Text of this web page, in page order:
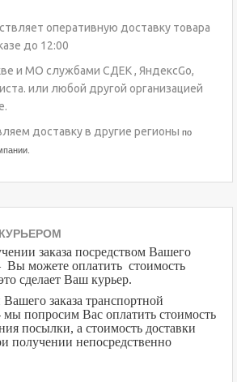
оперативную доставку товара
до 12:00
и МО службами СДЕК , ЯндексGo,
или любой другой организацией
доставку в другие регионы по
заказа посредством Вашего
Вы можете оплатить стоимость
сделает Ваш курьер.
заказа транспортной
попросим Вас оплатить стоимость
посылки, а стоимость доставки
получении непосредственно